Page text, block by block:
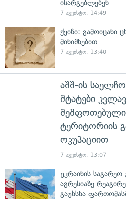
ისარგებლებენ
7 აგვისტო, 14:49
ქვიზი: გამოიცანი
მინიშნებით
7 აგვისტო, 13:40
აშშ-ის
შტატები
ტერიტორიის
ოკუპაციით
7 აგვისტო, 13:07
უკრაინის
აგრესიაზე
გაუხსნა